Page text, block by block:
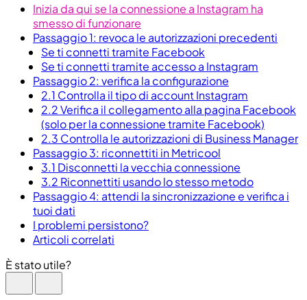
Inizia da qui se la connessione a Instagram ha
smesso di funzionare
Passaggio 1: revoca le autorizzazioni precedenti
Se ti connetti tramite Facebook
Se ti connetti tramite accesso a Instagram
Passaggio 2: verifica la configurazione
2.1 Controlla il tipo di account Instagram
2.2 Verifica il collegamento alla pagina Facebook
(solo per la connessione tramite Facebook)
2.3 Controlla le autorizzazioni di Business Manager
Passaggio 3: riconnettiti in Metricool
3.1 Disconnetti la vecchia connessione
3.2 Riconnettiti usando lo stesso metodo
Passaggio 4: attendi la sincronizzazione e verifica i
tuoi dati
I problemi persistono?
Articoli correlati
È stato utile?